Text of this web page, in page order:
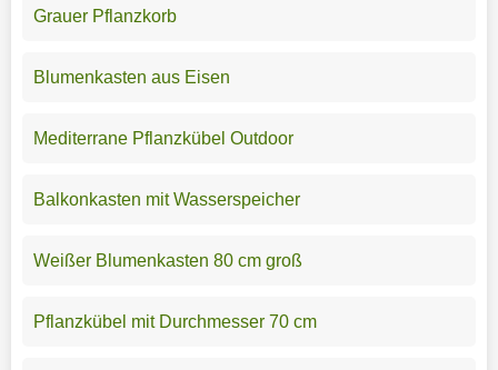
Grauer Pflanzkorb
Blumenkasten aus Eisen
Mediterrane Pflanzkübel Outdoor
Balkonkasten mit Wasserspeicher
Weißer Blumenkasten 80 cm groß
Pflanzkübel mit Durchmesser 70 cm